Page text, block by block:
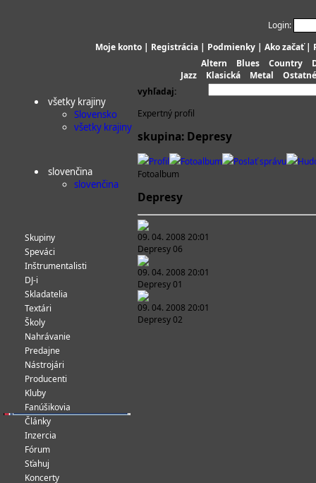
Login:
Moje konto | Registrácia | Podmienky | Ako začať|
Altern
Blues Country
Jazz
Klasická Metal
Ostatné
vyhľadaj:
všetky krajiny
Slovensko
všetky krajiny
slovenčina
slovenčina
Skupiny
Speváci
Inštrumentalisti
DJ-i
Skladatelia
Textári
Školy
Nahrávanie
Predajne
Nástrojári
Producenti
Kluby
Fanúšikovia
Články
Inzercia
Fórum
Sťahuj
Koncerty
Expertný profil
skupina: Depresy
Profil Fotoalbum Poslať správu
Fotoalbum
Depresy
09. 04. 2008 20:01
Depresy 06
09. 04. 2008 20:01
Depresy 01
09. 04. 2008 20:01
Depresy 02